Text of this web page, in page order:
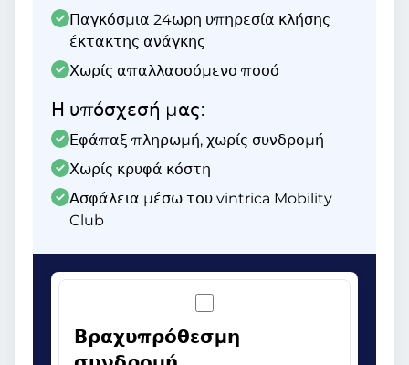
Παγκόσμια 24ωρη υπηρεσία κλήσης
έκτακτης ανάγκης
Χωρίς απαλλασσόμενο ποσό
Η υπόσχεσή μας:
Εφάπαξ πληρωμή, χωρίς συνδρομή
Χωρίς κρυφά κόστη
Ασφάλεια μέσω του vintrica Mobility
Club
Βραχυπρόθεσμη